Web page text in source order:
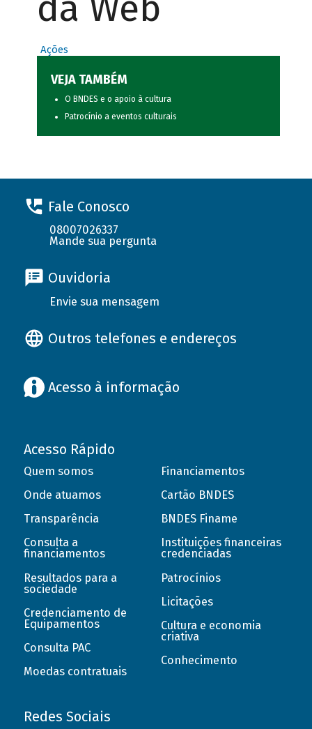
Ações
VEJA TAMBÉM
O BNDES e o apoio à cultura
Patrocínio a eventos culturais
Fale Conosco
08007026337
Mande sua pergunta
Ouvidoria
Envie sua mensagem
Outros telefones e endereços
Acesso à informação
Acesso Rápido
Quem somos
Onde atuamos
Transparência
Consulta a
financiamentos
Resultados para a
sociedade
Credenciamento de
Equipamentos
Consulta PAC
Moedas contratuais
Financiamentos
Cartão BNDES
BNDES Finame
Instituições financeiras
credenciadas
Patrocínios
Licitações
Cultura e economia
criativa
Conhecimento
Redes Sociais